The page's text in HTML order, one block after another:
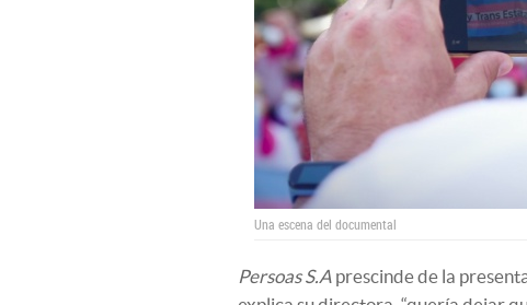
Una escena del documental
Persoas S.A prescinde de la